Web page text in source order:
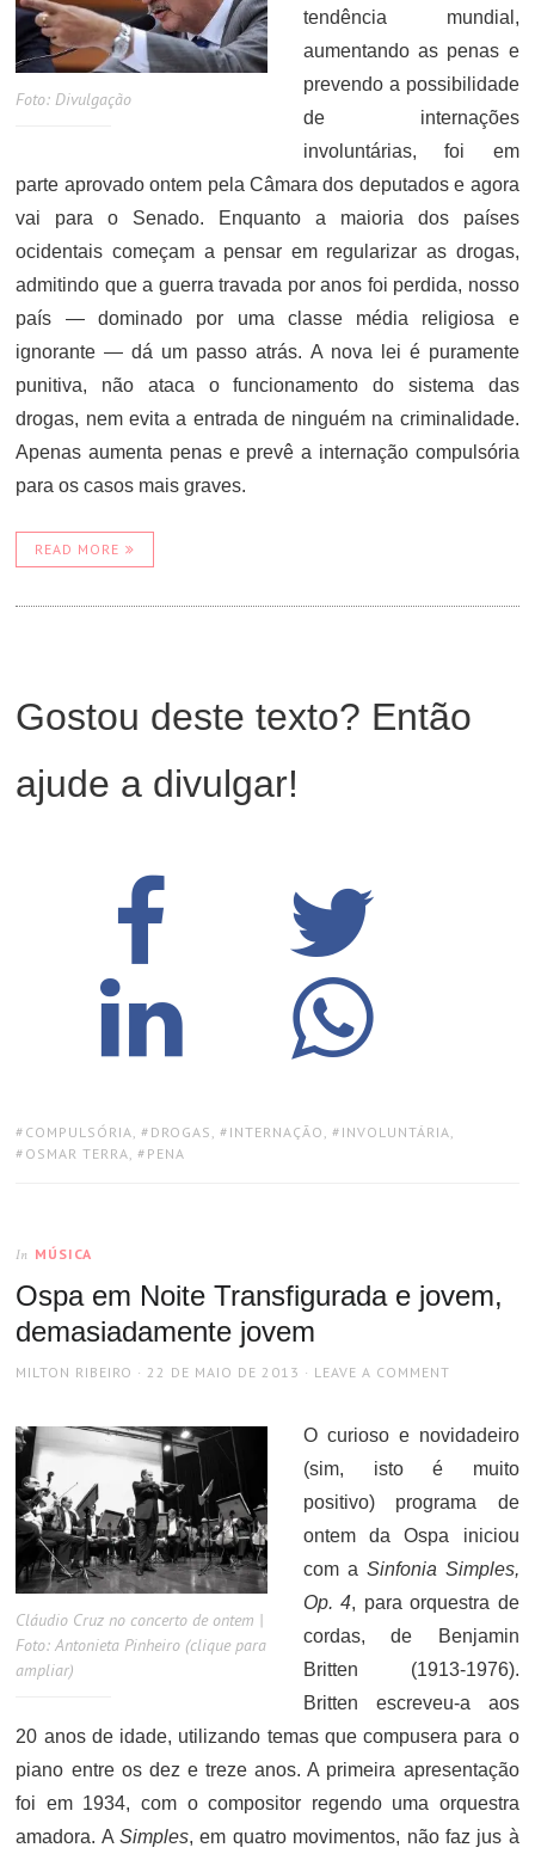
Foto: Divulgação
tendência mundial,
aumentando as penas e
prevendo a possibilidade
de internações
involuntárias, foi em
parte aprovado ontem pela Câmara dos deputados e agora
vai para o Senado. Enquanto a maioria dos países
ocidentais começam a pensar em regularizar as drogas,
admitindo que a guerra travada por anos foi perdida, nosso
país — dominado por uma classe média religiosa e
ignorante — dá um passo atrás. A nova lei é puramente
punitiva, não ataca o funcionamento do sistema das
drogas, nem evita a entrada de ninguém na criminalidade.
Apenas aumenta penas e prevê a internação compulsória
para os casos mais graves.
READ MORE
Gostou deste texto? Então
ajude a divulgar!
TAGS:
COMPULSÓRIA, DROGAS , INTERNAÇÃO , INVOLUNTÁRIA,
OSMAR TERRA, PENA
In MÚSICA
Ospa em Noite Transfigurada e jovem,
demasiadamente jovem
AUTHOR
MILTON RIBEIRO
POSTED
22 DE MAIO DE 2013 LEAVE A COMMENT
Cláudio Cruz no concerto de ontem |
Foto: Antonieta Pinheiro (clique para
ampliar)
O curioso e novidadeiro
(sim, isto é muito
positivo) programa de
ontem da Ospa iniciou
com a Sinfonia Simples,
Op. 4, para orquestra de
cordas, de Benjamin
Britten (1913-1976).
Britten escreveu-a aos
20 anos de idade, utilizando temas que compusera para o
piano entre os dez e treze anos. A primeira apresentação
foi em 1934, com o compositor regendo uma orquestra
amadora. ASimples, em quatro movimentos, não faz jus à